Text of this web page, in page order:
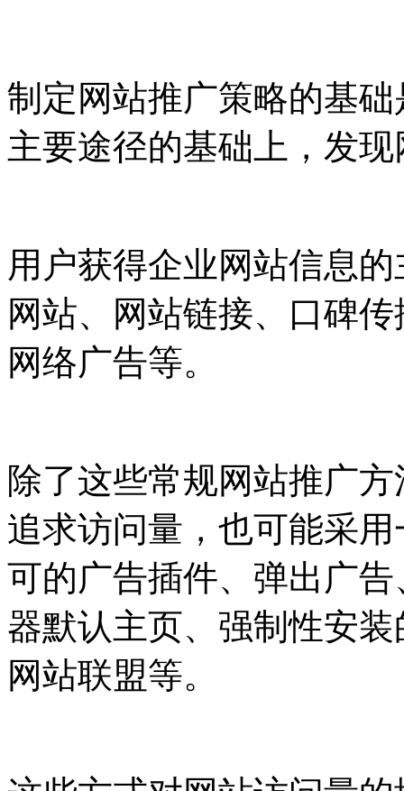
制定网站推广策略的基
主要途径的基础上，发
用户获得企业网站信息
网站、网站链接、口碑
网络广告等。
除了这些常规网站推广
追求访问量，也可能采
可的广告插件、弹出广
器默认主页、强制性安
网站联盟等。